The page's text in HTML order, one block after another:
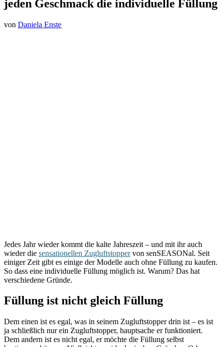
jeden Geschmack die individuelle Füllung
von Daniela Enste
Jedes Jahr wieder kommt die kalte Jahreszeit – und mit ihr auch
wieder die sensationellen Zugluftstoppervon senSEASONal. Seit
einiger Zeit gibt es einige der Modelle auch ohne Füllung zu kaufen.
So dass eine individuelle Füllung möglich ist. Warum? Das hat
verschiedene Gründe.
Füllung ist nicht gleich Füllung
Dem einen ist es egal, was in seinem Zugluftstopper drin ist – es ist
ja schließlich nur ein Zugluftstopper, hauptsache er funktioniert.
Dem andern ist es nicht egal, er möchte die Füllung selbst